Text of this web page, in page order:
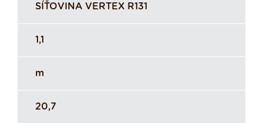
SÍŤOVINA VERTEX R131
1,1
m
20,7